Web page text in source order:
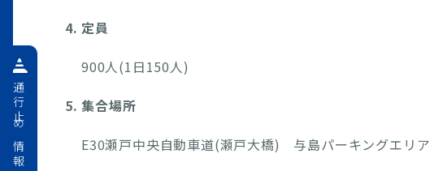
4. 定員
900人(1日150人)
5. 集合場所
E30瀬戸中央自動車道(瀬戸大橋) 与島パーキングエリア
通行止め情報